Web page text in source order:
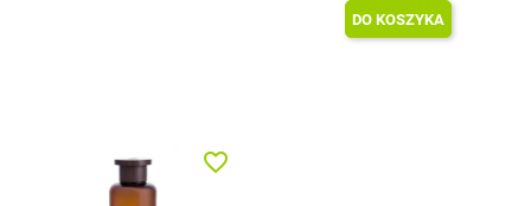
DO KOSZYKA
favorite_border